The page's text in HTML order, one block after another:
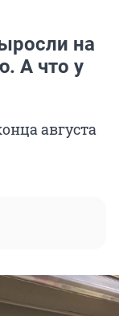
на
А что у
августа